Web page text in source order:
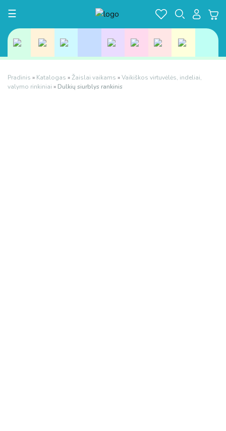
Toggle navigation
☰
Pradinis » Katalogas »Žaislai vaikams »Vaikiškos virtuvėlės, indeliai,
valymo rinkiniai » Dulkių siurblys rankinis